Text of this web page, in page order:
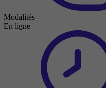
Modalités
En ligne